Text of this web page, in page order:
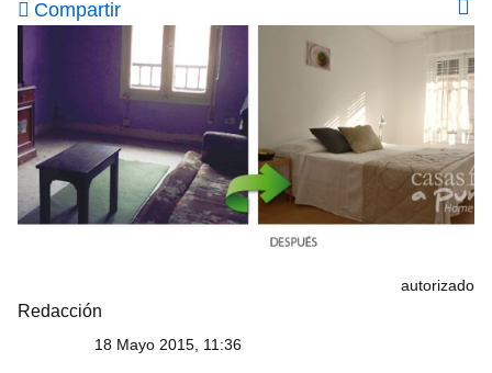
Compartir
autorizado
Redacción
18 Mayo 2015, 11:36